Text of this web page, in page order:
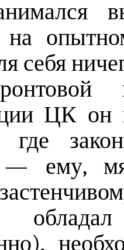
себя
ЦК он
— ему,